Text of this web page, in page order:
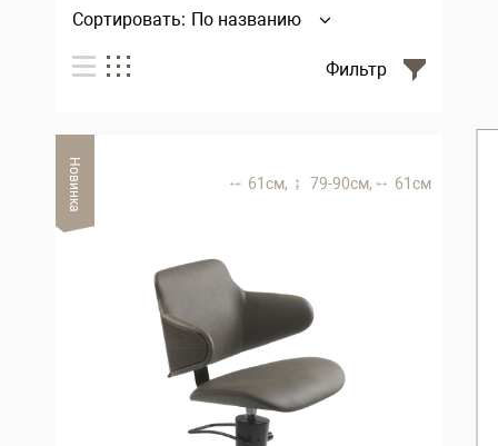
Сортировать: По названию
Фильтр
Новинка 61 см, 79-90 см, 61 см